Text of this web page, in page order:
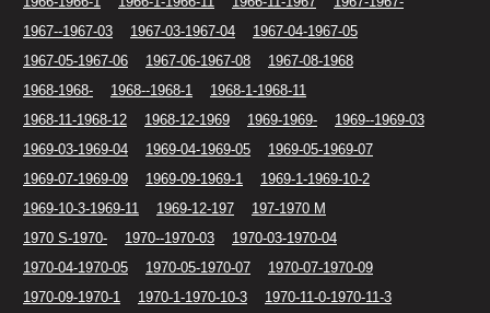
1967--1967-03
1967-03-1967-04
1967-04-1967-05
1967-05-1967-06
1967-06-1967-08
1967-08-1968
1968-1968-
1968--1968-1
1968-1-1968-11
1968-11-1968-12
1968-12-1969 1969-1969-
1969--1969-03
1969-03-1969-04
1969-04-1969-05
1969-05-1969-07
1969-07-1969-09
1969-09-1969-1
1969-1-1969-10-2
1969-10-3-1969-11
1969-12-197
197-1970 M
1970 S-1970-
1970--1970-03
1970-03-1970-04
1970-04-1970-05
1970-05-1970-07
1970-07-1970-09
1970-09-1970-1
1970-1-1970-10-3
1970-11-0-1970-11-3